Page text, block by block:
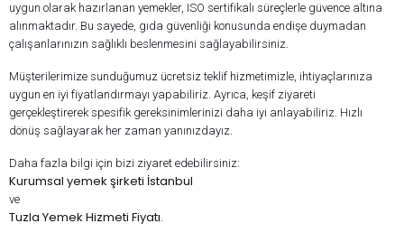
uygun olarak hazırlanan yemekler, ISO sertifikalı süreçlerle güvence altına
alınmaktadır. Bu sayede, gıda güvenliği konusunda endişe duymadan
çalışanlarınızın sağlıklı beslenmesini sağlayabilirsiniz.
Müşterilerimize sunduğumuz ücretsiz teklif hizmetimizle, ihtiyaçlarınıza
uygun en iyi fiyatlandırmayı yapabiliriz. Ayrıca, keşif ziyareti
gerçekleştirerek spesifik gereksinimlerinizi daha iyi anlayabiliriz. Hızlı
dönüş sağlayarak her zaman yanınızdayız.
Daha fazla bilgi için bizi ziyaret edebilirsiniz:
Kurumsal yemek şirketi İstanbul
ve
Tuzla Yemek Hizmeti Fiyatı.